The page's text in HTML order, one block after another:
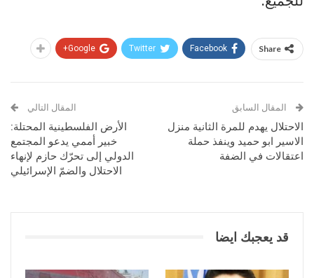
Share
Facebook
Twitter
Google+
المقال السابق
الاحتلال يهدم للمرة الثانية منزل
الاسير ابو حميد وينفذ حملة
اعتقالات في الضفة
المقال التالي
الأرض الفلسطينية المحتلة:
خبير أممي يدعو المجتمع
الدولي إلى تحرّك حازم لإنهاء
الاحتلال والضمّ الإسرائيلي
قد يعجبك ايضا